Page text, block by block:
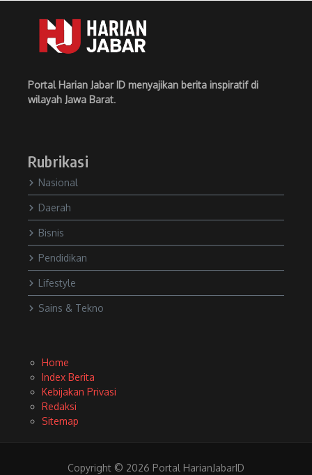
Portal Harian Jabar ID menyajikan berita inspiratif di
wilayah Jawa Barat.
Rubrikasi
Nasional
Daerah
Bisnis
Pendidikan
Lifestyle
Sains & Tekno
Home
Index Berita
Kebijakan Privasi
Redaksi
Sitemap